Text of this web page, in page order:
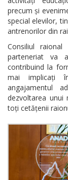
precum și
special elevilor,
antrenorilor din
Consiliul
parteneriat va
contribuind la
mai implicați
angajamentul
dezvoltarea
toți cetățenii